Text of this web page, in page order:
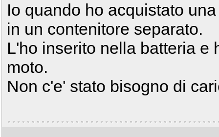
Io quando ho acquistato
in un contenitore separato.
L'ho inserito nella batteria e
moto.
Non c'e' stato bisogno di